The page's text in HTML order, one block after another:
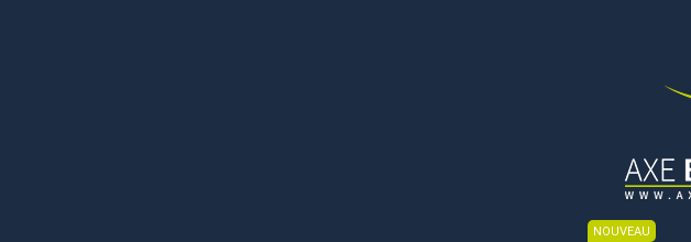
NOUVEAU